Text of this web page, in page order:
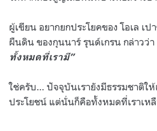
ผู้เขียน อยากยกประโยคของ โอเล เ
ผืนดิน ของกุนนาร์ รุนด์เกรน กล่าวว่า
ทั้งหมดที่เรามี”
ใช่ครับ… ปัจจุบันเรายังมีธรรมชาติให้
ประโยชน์ แต่นั่นก็คือทั้งหมดที่เราเห